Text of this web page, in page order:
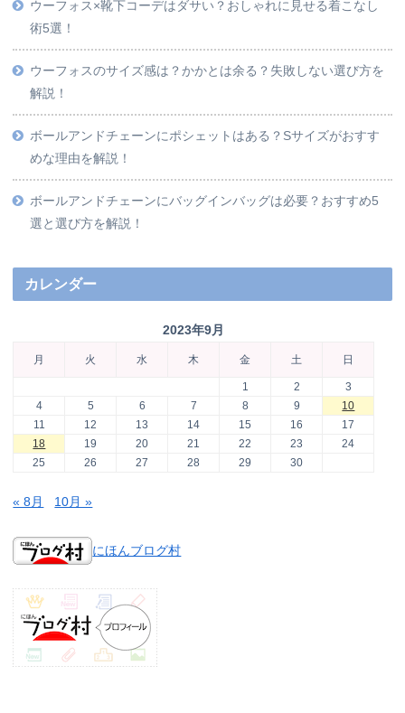
ウーフォス×靴下コーデはダサい？おしゃれに見せる着こなし
術5選！
ウーフォスのサイズ感は？かかとは余る？失敗しない選び方を
解説！
ボールアンドチェーンにポシェットはある？Sサイズがおすす
めな理由を解説！
ボールアンドチェーンにバッグインバッグは必要？おすすめ5
選と選び方を解説！
カレンダー
2023年9月
月 火 水 木 金 土 日
1 2
3
4
5 6 7 8 9
10
11
12 13 14 15 16
17
18
19 20 21 22 23
24
25
26 27 28 29 30
« 8月 10月 »
にほんブログ村